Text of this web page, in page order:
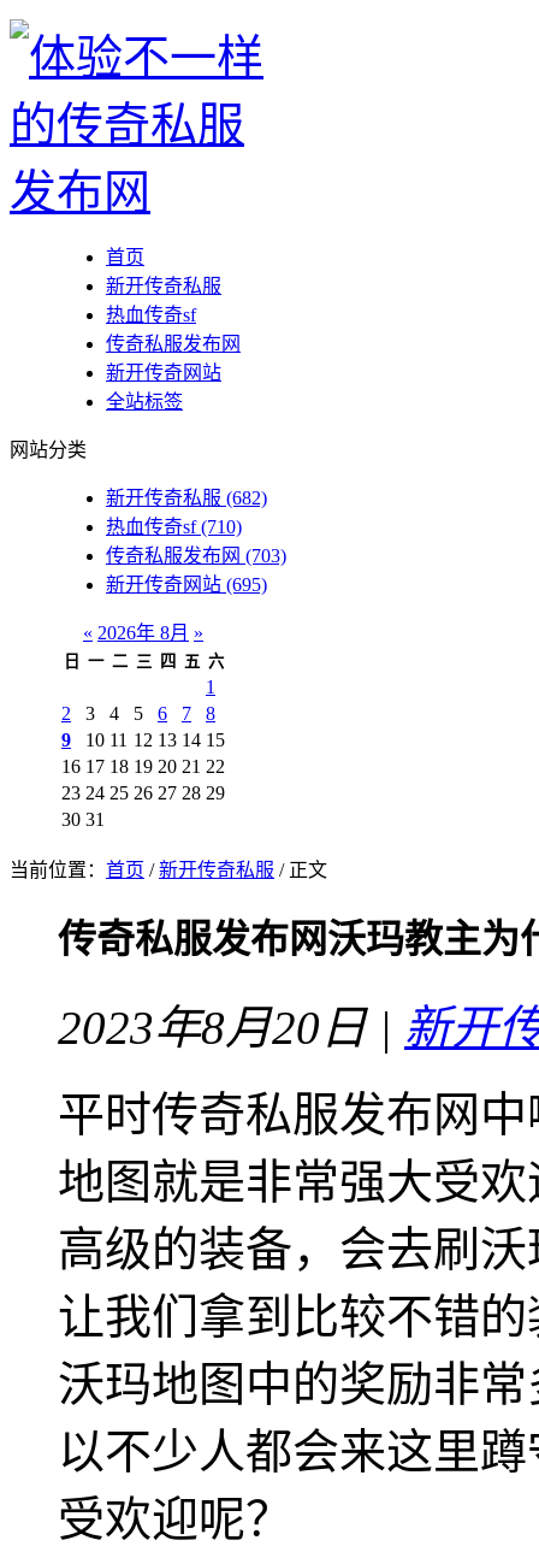
首页
新开传奇私服
热血传奇sf
传奇私服发布网
新开传奇网站
全站标签
网站分类
新开传奇私服 (682)
热血传奇sf(710)
传奇私服发布网 (703)
新开传奇网站 (695)
« 2026年 8月 »
日 一 二 三 四 五 六
1
2
3 4 5 6 7
8
9
10 11 12 13 14 15
16 17 18 19 20 21 22
23 24 25 26 27 28 29
30 31
当前位置： 首页 /新开传奇私服 / 正文
传奇私服发布网沃玛教主为
2023年8月20日 | 新开
平时传奇私服发布网
地图就是非常强大受
高级的装备，会去刷
让我们拿到比较不错
沃玛地图中的奖励非
以不少人都会来这里
受欢迎呢？